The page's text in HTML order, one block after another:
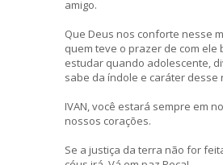
amigo.
Que Deus nos conforte nesse
quem teve o prazer de com ele
estudar quando adolescente,
sabe da índole e caráter desse
IVAN, você estará sempre em
nossos corações.
Se a justiça da terra não for